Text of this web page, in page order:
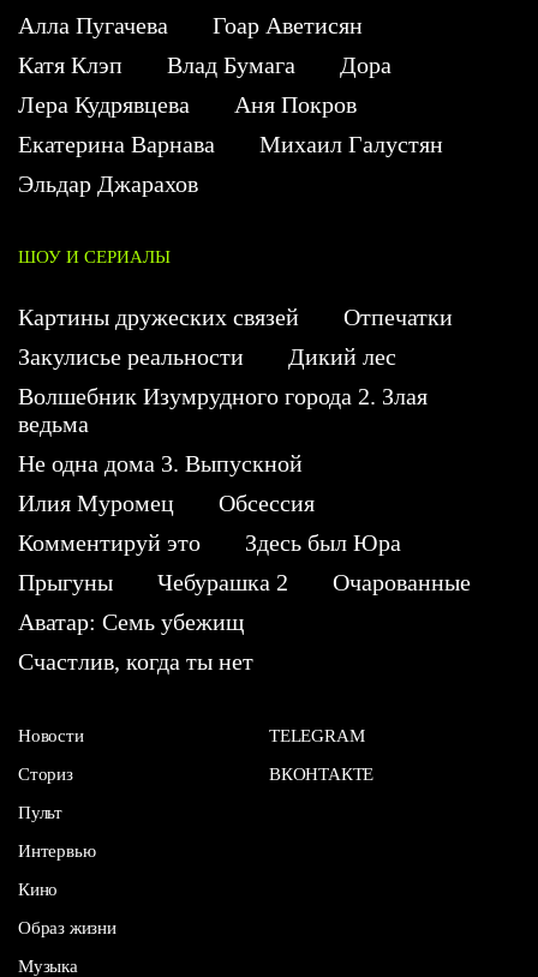
Алла Пугачева
Гоар Аветисян
Катя Клэп
Влад Бумага
Дора
Лера Кудрявцева
Аня Покров
Екатерина Варнава
Михаил Галустян
Эльдар Джарахов
ШОУ И СЕРИАЛЫ
Картины дружеских связей
Отпечатки
Закулисье реальности
Дикий лес
Волшебник Изумрудного города 2. Злая
ведьма
Не одна дома 3. Выпускной
Илия Муромец
Обсессия
Комментируй это
Здесь был Юра
Прыгуны
Чебурашка 2
Очарованные
Аватар: Семь убежищ
Счастлив, когда ты нет
Новости
Сториз
Пульт
Интервью
Кино
Образ жизни
Музыка
TELEGRAM
ВКОНТАКТЕ